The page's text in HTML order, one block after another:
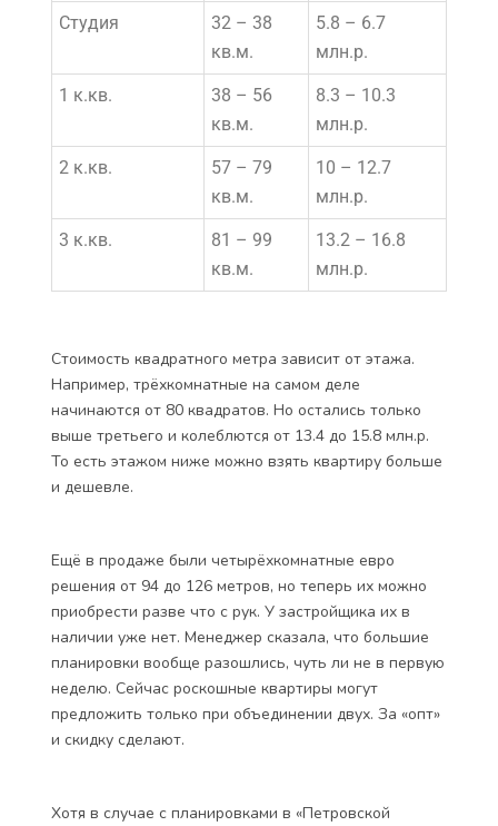
Студия
32 – 38
кв.м.
5.8 – 6.7
млн.р.
1 к.кв.
38 – 56
кв.м.
8.3 – 10.3
млн.р.
2 к.кв.
57 – 79
кв.м.
10 – 12.7
млн.р.
3 к.кв.
81 – 99
кв.м.
13.2 – 16.8
млн.р.
Стоимость квадратного метра зависит от этажа.
Например, трёхкомнатные на самом деле
начинаются от 80 квадратов. Но остались только
выше третьего и колеблются от 13.4 до 15.8 млн.р.
То есть этажом ниже можно взять квартиру больше
и дешевле.
Ещё в продаже были четырёхкомнатные евро
решения от 94 до 126 метров, но теперь их можно
приобрести разве что с рук. У застройщика их в
наличии уже нет. Менеджер сказала, что большие
планировки вообще разошлись, чуть ли не в первую
неделю. Сейчас роскошные квартиры могут
предложить только при объединении двух. За «опт»
и скидку сделают.
Хотя в случае с планировками в «Петровской